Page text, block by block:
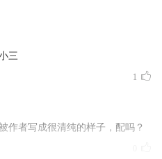
三
1
作者写成很清纯的样子，配吗？